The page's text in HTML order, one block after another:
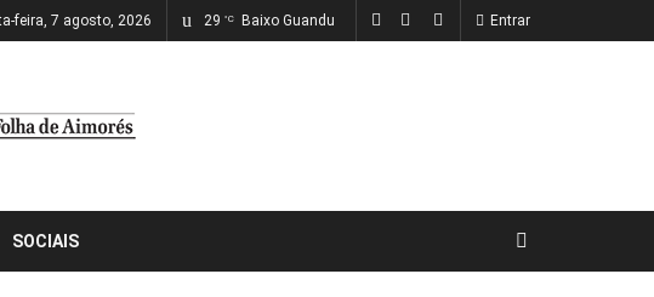
feira, 7 agosto, 2026 29 °C Baixo Guandu Entrar
SOCIAIS